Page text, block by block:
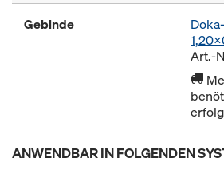
Gebinde
Art.-
ANWENDBAR IN FOLGENDEN